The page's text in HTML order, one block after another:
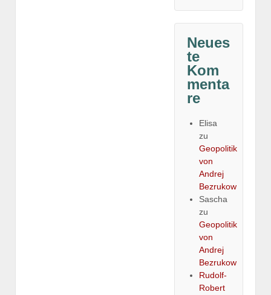
Neues
te
Kom
menta
re
Elisa
zu
Geopolitik
von
Andrej
Bezrukow
Sascha
zu
Geopolitik
von
Andrej
Bezrukow
Rudolf-
Robert